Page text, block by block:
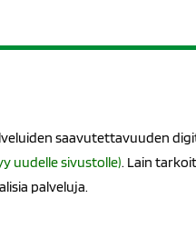
saavutettavuuden
uudelle sivustolle). Lain
palveluja.